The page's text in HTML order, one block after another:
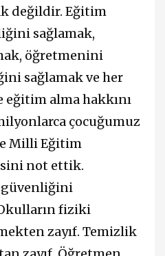
değildir. Eğitim
sağlamak,
öğretmenini
sağlamak ve her
eğitim alma hakkını
çocuğumuz
Milli Eğitim
not ettik.
güvenliğini
fiziki
zayıf. Temizlik